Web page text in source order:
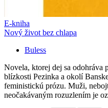
E-kniha
Nový život bez chlapa
Buless
Novela, ktorej dej sa odohráva
blízkosti Pezinka a okolí
feministickú prózu. Muži,
neočakávaným rozuzlením je